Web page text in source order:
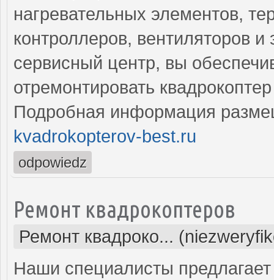
нагревательных элементов,
контроллеров, вентиляторов
сервисный центр, вы
отремонтировать
Подробная информация
kvadrokopterov-best.ru
odpowiedz
Ремонт квадрокоптеров
Ремонт квадроко...
Наши специалисты